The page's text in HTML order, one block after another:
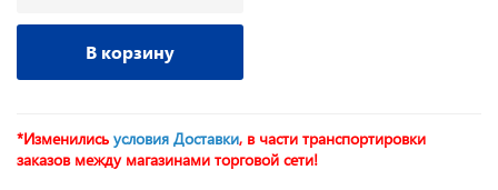
В корзину
*Изменились условия Доставки, в части транспортировки
заказов между магазинами торговой сети!